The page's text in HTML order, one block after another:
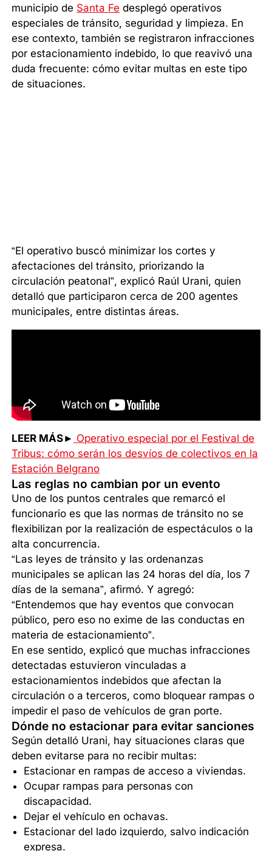
municipio de Santa Fe desplegó operativos
especiales de tránsito, seguridad y limpieza. En
ese contexto, también se registraron infracciones
por estacionamiento indebido, lo que reavivó una
duda frecuente: cómo evitar multas en este tipo
de situaciones.
“El operativo buscó minimizar los cortes y
afectaciones del tránsito, priorizando la
circulación peatonal”, explicó Raúl Urani, quien
detalló que participaron cerca de 200 agentes
municipales, entre distintas áreas.
LEER MÁS► Operativo especial por el Festival de
Tribus: cómo serán los desvíos de colectivos en la
Estación Belgrano
Las reglas no cambian por un evento
Uno de los puntos centrales que remarcó el
funcionario es que las normas de tránsito no se
flexibilizan por la realización de espectáculos o la
alta concurrencia.
“Las leyes de tránsito y las ordenanzas
municipales se aplican las 24 horas del día, los 7
días de la semana”, afirmó. Y agregó:
“Entendemos que hay eventos que convocan
público, pero eso no exime de las conductas en
materia de estacionamiento”.
En ese sentido, explicó que muchas infracciones
detectadas estuvieron vinculadas a
estacionamientos indebidos que afectan la
circulación o a terceros, como bloquear rampas o
impedir el paso de vehículos de gran porte.
Dónde no estacionar para evitar sanciones
Según detalló Urani, hay situaciones claras que
deben evitarse para no recibir multas:
Estacionar en rampas de acceso a viviendas.
Ocupar rampas para personas con
discapacidad.
Dejar el vehículo en ochavas.
Estacionar del lado izquierdo, salvo indicación
expresa.